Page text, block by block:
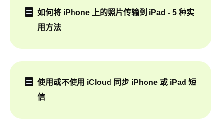
如何将 iPhone 上的照片传输到 iPad - 5 种实​​
用方法
使用或不使用 iCloud 同步 iPhone 或 iPad 短
信